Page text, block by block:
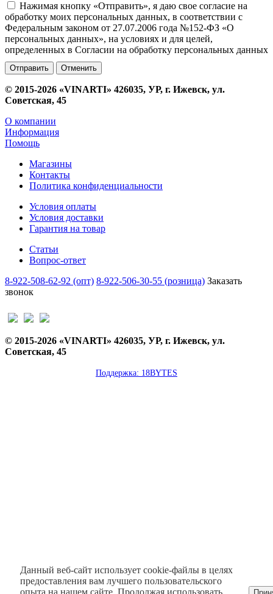
Нажимая кнопку «Отправить», я даю свое согласие на
обработку моих персональных данных, в соответствии с
Федеральным законом от 27.07.2006 года №152-ФЗ «О
персональных данных», на условиях и для целей,
определенных в Согласии на обработку персональных данных
Отменить
© 2015-2026 «VINARTI» 426035, УР, г. Ижевск, ул.
Советская, 45
О компании
Информация
Помощь
Магазины
Контакты
Политика конфиденциальности
Условия оплаты
Условия доставки
Гарантия на товар
Статьи
Вопрос-ответ
8-922-508-62-92 (опт) 8-922-506-30-55 (розница) Заказать
звонок
© 2015-2026 «VINARTI» 426035, УР, г. Ижевск, ул.
Советская, 45
Поддержка: 18BYTES
Данный веб-сайт использует cookie-файлы в целях
предоставления вам лучшего пользовательского
опыта на нашем сайте. Продолжая использовать